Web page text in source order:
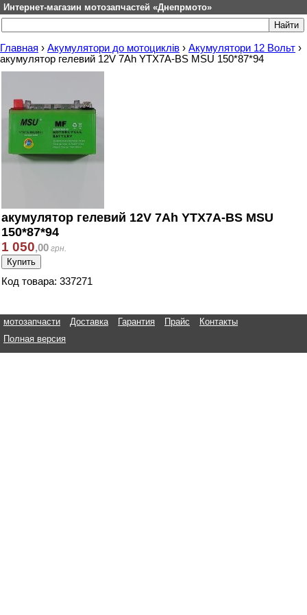
Интернет-магазин мотозапчастей «Днепрмото»
Главная › Акумулятори до мотоциклів › Акумулятори 12 Вольт ›
акумулятор гелевий 12V 7Ah YTX7A-BS MSU 150*87*94
акумулятор гелевий 12V 7Ah YTX7A-BS MSU
150*87*94
1 050,00 грн.
Код товара: 337271
мотозапчасти Доставка Гарантия Прайс
Контакты
Полная версия